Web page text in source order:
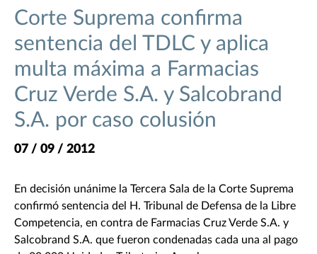
Corte Suprema confirma
sentencia del TDLC y aplica
multa máxima a Farmacias
Cruz Verde S.A. y Salcobrand
S.A. por caso colusión
07 / 09 / 2012
En decisión unánime la Tercera Sala de la Corte Suprema
confirmó sentencia del H. Tribunal de Defensa de la Libre
Competencia, en contra de Farmacias Cruz Verde S.A. y
Salcobrand S.A. que fueron condenadas cada una al pago